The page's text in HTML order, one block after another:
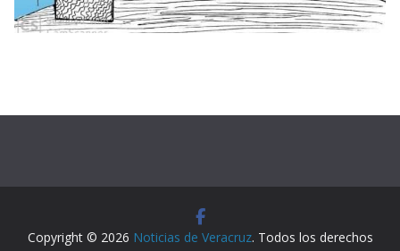
Copyright © 2026 Noticias de Veracruz. Todos los derechos